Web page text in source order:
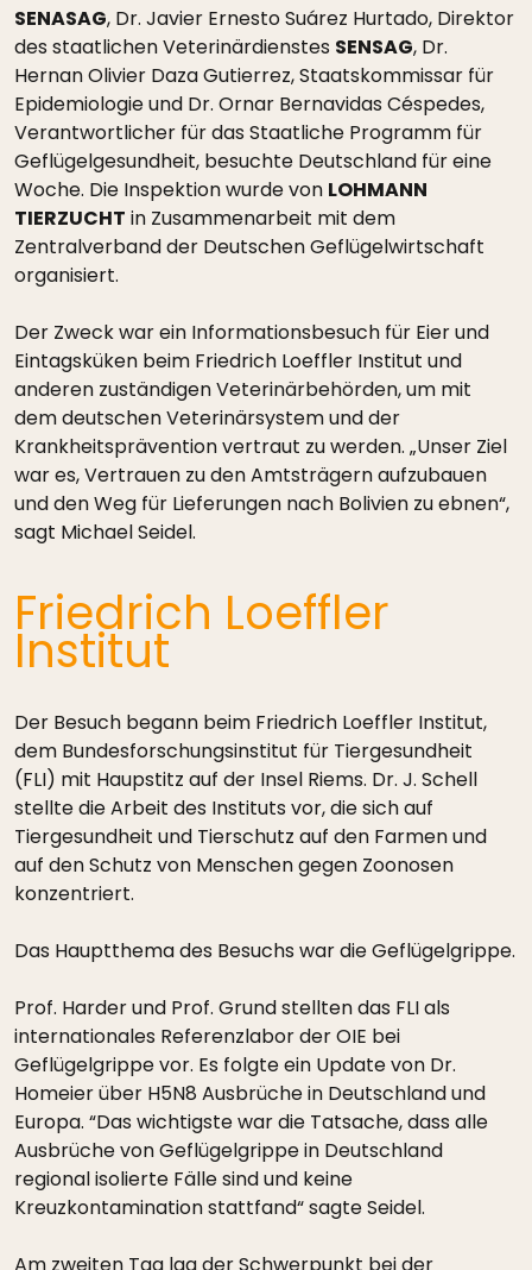
SENASAG, Dr. Javier Ernesto Suárez Hurtado, Direktor
des staatlichen Veterinärdienstes SENSAG, Dr.
Hernan Olivier Daza Gutierrez, Staatskommissar für
Epidemiologie und Dr. Ornar Bernavidas Céspedes,
Verantwortlicher für das Staatliche Programm für
Geflügelgesundheit, besuchte Deutschland für eine
Woche. Die Inspektion wurde von LOHMANN
TIERZUCHT in Zusammenarbeit mit dem
Zentralverband der Deutschen Geflügelwirtschaft
organisiert.
Der Zweck war ein Informationsbesuch für Eier und
Eintagsküken beim Friedrich Loeffler Institut und
anderen zuständigen Veterinärbehörden, um mit
dem deutschen Veterinärsystem und der
Krankheitsprävention vertraut zu werden. „Unser Ziel
war es, Vertrauen zu den Amtsträgern aufzubauen
und den Weg für Lieferungen nach Bolivien zu ebnen“,
sagt Michael Seidel.
Friedrich Loeffler
Institut
Der Besuch begann beim Friedrich Loeffler Institut,
dem Bundesforschungsinstitut für Tiergesundheit
(FLI) mit Haupstitz auf der Insel Riems. Dr. J. Schell
stellte die Arbeit des Instituts vor, die sich auf
Tiergesundheit und Tierschutz auf den Farmen und
auf den Schutz von Menschen gegen Zoonosen
konzentriert.
Das Hauptthema des Besuchs war die Geflügelgrippe.
Prof. Harder und Prof. Grund stellten das FLI als
internationales Referenzlabor der OIE bei
Geflügelgrippe vor. Es folgte ein Update von Dr.
Homeier über H5N8 Ausbrüche in Deutschland und
Europa. “Das wichtigste war die Tatsache, dass alle
Ausbrüche von Geflügelgrippe in Deutschland
regional isolierte Fälle sind und keine
Kreuzkontamination stattfand“ sagte Seidel.